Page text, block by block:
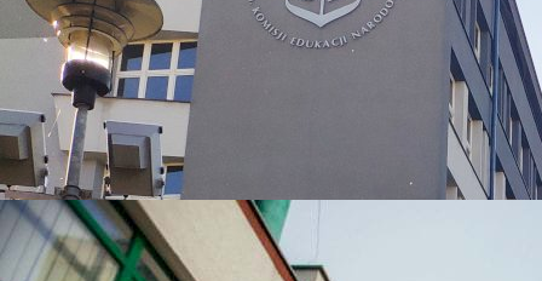
УНІВЕРСИТЕТИ, ЯКІ ВИБИРАЮТЬ